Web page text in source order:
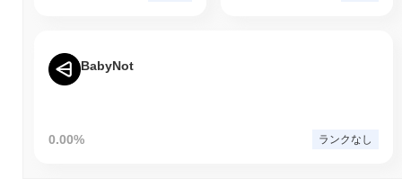
BabyNot
0.00% ランクなし